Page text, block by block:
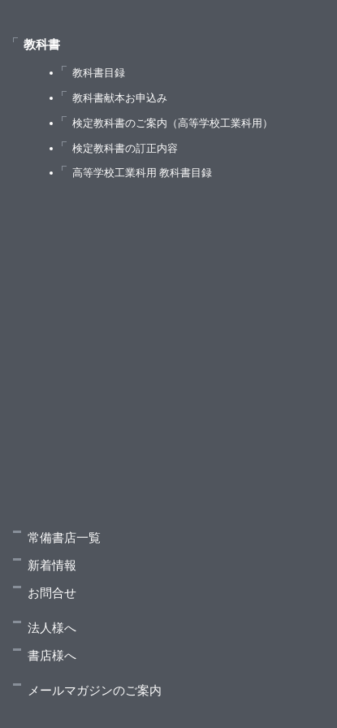
教科書
教科書目録
教科書献本お申込み
検定教科書のご案内（高等学校工業科用）
検定教科書の訂正内容
高等学校工業科用 教科書目録
常備書店一覧
新着情報
お問合せ
法人様へ
書店様へ
メールマガジンのご案内